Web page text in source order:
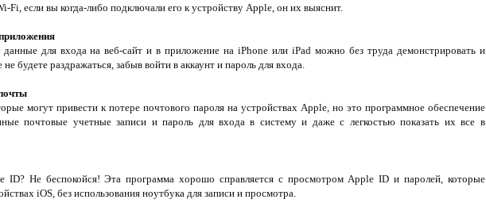
Fi, если вы когда-либо подключали его к устройству Apple, он их выяснит.
для входа на веб-сайт и в приложение на iPhone или iPad можно без труда демонстрировать и
будете раздражаться, забыв войти в аккаунт и пароль для входа.
могут привести к потере почтового пароля на устройствах Apple, но это программное обеспечение
почтовые учетные записи и пароль для входа в систему и даже с легкостью показать их все в
ID? Не беспокойся! Эта программа хорошо справляется с просмотром Apple ID и паролей, которые
iOS, без использования ноутбука для записи и просмотра.